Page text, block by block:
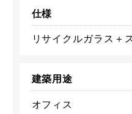
仕様
リサイクルガラス＋
建築用途
オフィス